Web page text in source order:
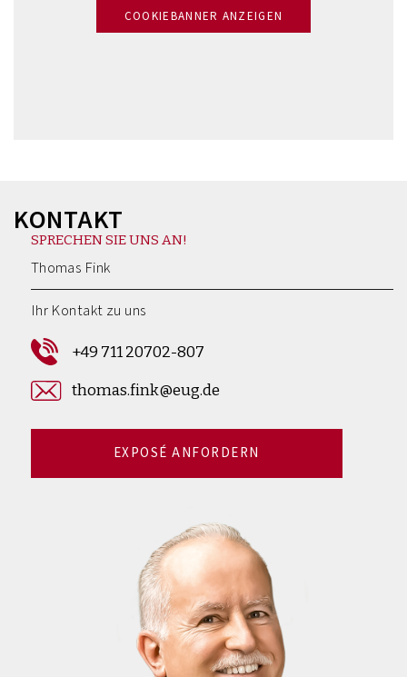
COOKIEBANNER ANZEIGEN
KONTAKT
SPRECHEN SIE UNS AN!
Thomas Fink
Ihr Kontakt zu uns
+49 711 20702-807
thomas.fink@eug.de
EXPOSÉ ANFORDERN